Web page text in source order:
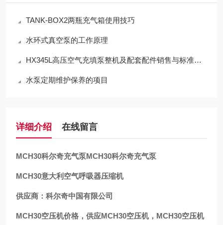
TANK-BOX2两瓶充气箱使用技巧
水环式真空泵的工作原理
HX345L高压空气充填泵整机及配套配件销售与标准化应用技术解析
水泵定期维护保养的项目
详细介绍 在线留言
MCH30科尔奇充气泵MCH30科尔奇充气泵
MCH30意大利空气呼吸器压缩机
供应商：科尔奇中国有限公司
MCH30空压机价格，供应MCH30空压机，MCH30空压机